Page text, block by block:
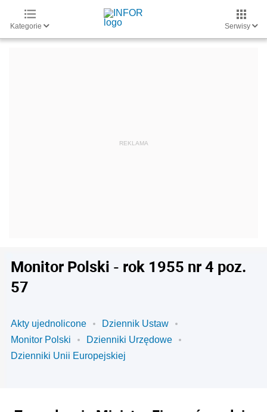
Kategorie Serwisy
Monitor Polski - rok 1955 nr 4 poz.
57
Akty ujednolicone
Dziennik Ustaw
Monitor Polski
Dzienniki Urzędowe
Dzienniki Unii Europejskiej